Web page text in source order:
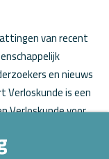
van recent
en nieuws
Verloskunde is een
Verloskunde voor